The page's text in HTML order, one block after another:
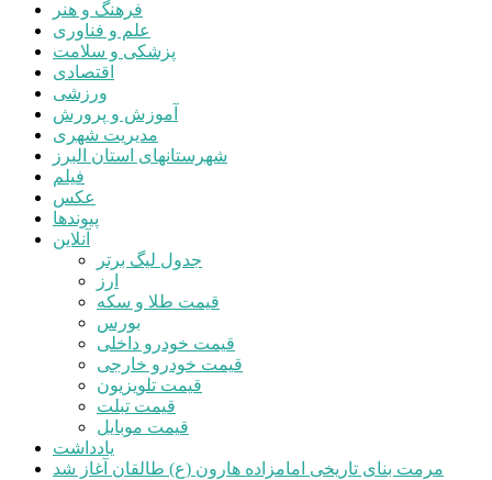
فرهنگ و هنر
علم و فناوری
پزشکی و سلامت
اقتصادی
ورزشی
آموزش و پرورش
مدیریت شهری
شهرستانهای استان البرز
فیلم
عکس
پیوندها
آنلاین
جدول لیگ برتر
ارز
قیمت طلا و سکه
بورس
قیمت خودرو داخلی
قیمت خودرو خارجی
قیمت تلویزیون
قیمت تبلت
قیمت موبایل
یادداشت
مرمت بنای تاریخی امامزاده هارون (ع) طالقان آغاز شد